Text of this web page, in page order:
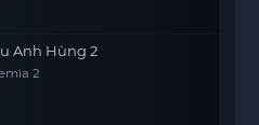
Anh Hùng 2
2